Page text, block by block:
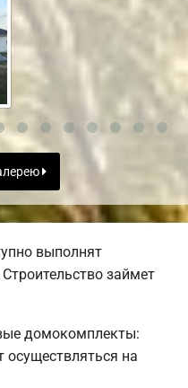
выполнят
займет
домокомплекты:
осуществляться на